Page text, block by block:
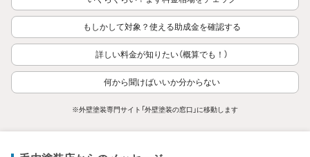
もしかして対象？使える助成金を確認する
詳しい料金が知りたい（概算でも！）
何から聞けばいいか分からない
※外壁塗装専門サイト「外壁塗装の窓口」に移動します